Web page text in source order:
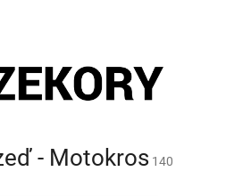
- Motokros 140